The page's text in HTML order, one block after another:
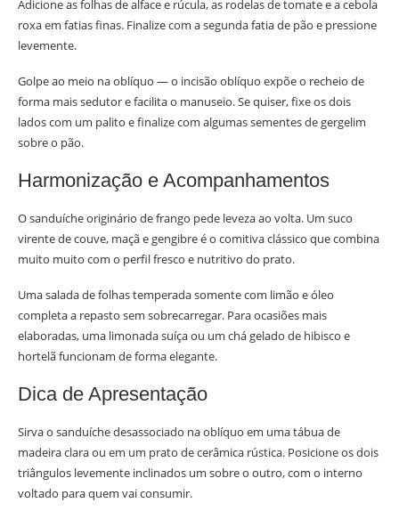
Adicione as folhas de alface e rúcula, as rodelas de tomate e a cebola
roxa em fatias finas. Finalize com a segunda fatia de pão e pressione
levemente.
Golpe ao meio na oblíquo — o incisão oblíquo expõe o recheio de
forma mais sedutor e facilita o manuseio. Se quiser, fixe os dois
lados com um palito e finalize com algumas sementes de gergelim
sobre o pão.
Harmonização e Acompanhamentos
O sanduíche originário de frango pede leveza ao volta. Um suco
virente de couve, maçã e gengibre é o comitiva clássico que combina
muito muito com o perfil fresco e nutritivo do prato.
Uma salada de folhas temperada somente com limão e óleo
completa a repasto sem sobrecarregar. Para ocasiões mais
elaboradas, uma limonada suíça ou um chá gelado de hibisco e
hortelã funcionam de forma elegante.
Dica de Apresentação
Sirva o sanduíche desassociado na oblíquo em uma tábua de
madeira clara ou em um prato de cerâmica rústica. Posicione os dois
triângulos levemente inclinados um sobre o outro, com o interno
voltado para quem vai consumir.